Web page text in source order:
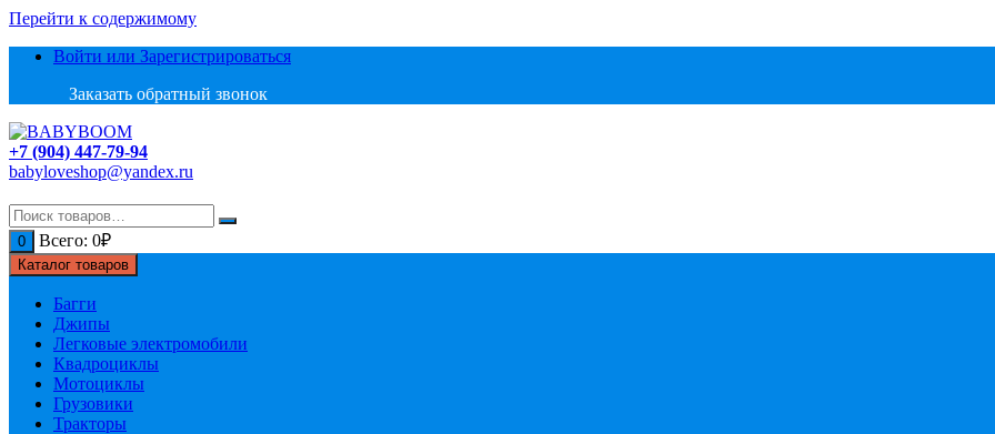
Перейти к содержимому
Войти или Зарегистрироваться
Заказать обратный звонок
+7 (904) 447-79-94
babyloveshop@yandex.ru
0 Всего: 0₽
Каталог товаров
Багги
Джипы
Легковые электромобили
Квадроциклы
Мотоциклы
Грузовики
Тракторы